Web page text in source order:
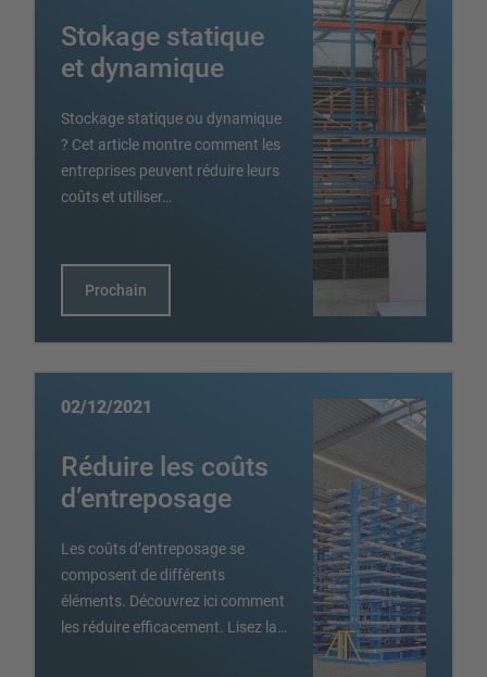
Stokage statique
et dynamique
Stockage statique ou dynamique
? Cet article montre comment les
entreprises peuvent réduire leurs
coûts et utiliser…
Prochain
02/12/2021
Réduire les coûts
d’entreposage
Les coûts d’entreposage se
composent de différents
éléments. Découvrez ici comment
les réduire efficacement. Lisez la…
SYSTÈMES DE STOCKAGE
Rayonnages mobiles
Stockage automatique
Hall de rayonnages
Mezzanines
Planifiez votre système de rayonnage individuellement avec
nos configurateurs – y compris la demande directe